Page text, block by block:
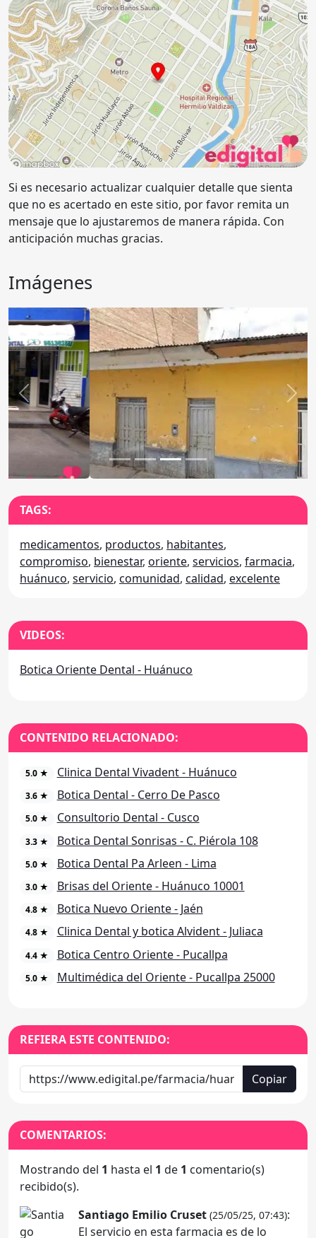
Si es necesario actualizar cualquier detalle que sienta
que no es acertado en este sitio, por favor remita un
mensaje que lo ajustaremos de manera rápida. Con
anticipación muchas gracias.
Imágenes
Anterior
TAGS:
medicamentos, productos, habitantes,
compromiso, bienestar, oriente, servicios, farmacia,
huánuco, servicio, comunidad, calidad, excelente
VIDEOS:
Botica Oriente Dental - Huánuco
CONTENIDO RELACIONADO:
5.0 ★ Clinica Dental Vivadent - Huánuco
3.6 ★ Botica Dental - Cerro De Pasco
5.0 ★ Consultorio Dental - Cusco
3.3 ★ Botica Dental Sonrisas - C. Piérola 108
5.0 ★ Botica Dental Pa Arleen - Lima
3.0 ★ Brisas del Oriente - Huánuco 10001
4.8 ★ Botica Nuevo Oriente - Jaén
4.8 ★ Clinica Dental y botica Alvident - Juliaca
4.4 ★ Botica Centro Oriente - Pucallpa
5.0 ★ Multimédica del Oriente - Pucallpa 25000
REFIERA ESTE CONTENIDO:
Copiar
COMENTARIOS:
Mostrando del 1 hasta el 1 de 1 comentario(s)
recibido(s).
Santiago Emilio Cruset (25/05/25, 07:43):
El servicio en esta farmacia es de lo